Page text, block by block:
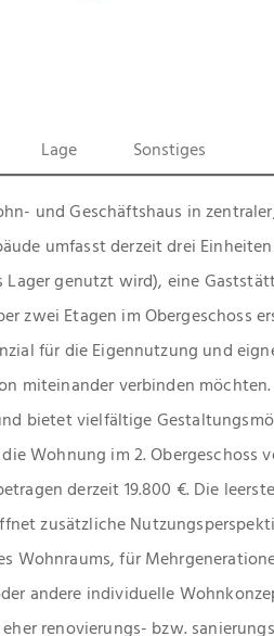
Lage Sonstiges
und Geschäftshaus in
umfasst derzeit drei
genutzt wird), eine
zwei Etagen im Obergeschoss
für die Eigennutzung und
miteinander verbinden
bietet vielfältige
Wohnung im 2. Obergeschoss
derzeit 19.800 €. Die
zusätzliche
Wohnraums, für
andere individuelle
renovierungs- bzw.